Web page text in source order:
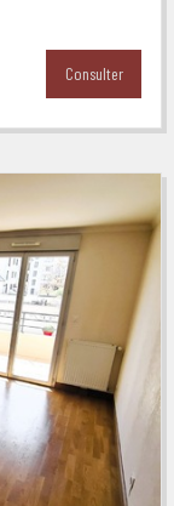
Consulter